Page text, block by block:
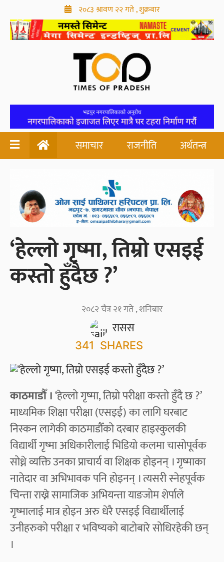
२०८३ श्रावण २२ गते , शुक्रबार
समाचार राजनीति अर्थतन्त्र
‘हेल्लो गृष्मा, तिम्रो एसइई
कस्तो हुँदैछ ?’
रासस
२०८२ चैत्र २१ गते , शनिबार
341 SHARES
काठमाडौँ ।‘हेल्लो गृष्मा, तिम्रो परीक्षा कस्तो हुँदै छ ?’
माध्यमिक शिक्षा परीक्षा (एसइई) का लागि घरबाट
निस्कन लागेकी काठमाडौँको दरबार हाइस्कुलकी
विद्यार्थी गृष्मा अधिकारीलाई भिडियो कलमा चासोपूर्वक
सोध्ने व्यक्ति उनका प्राचार्य वा शिक्षक होइनन् । गृष्माका
नातेदार वा अभिभावक पनि होइनन् । त्यसरी स्नेहपूर्वक
चिन्ता राख्ने सामाजिक अभियन्ता याङजोम शेर्पाले
गृष्मालाई मात्र होइन अरु धेरै एसइई विद्यार्थीलाई
उनीहरुको परीक्षा र भविष्यको बाटोबारे सोधिरहेकी छन्
।